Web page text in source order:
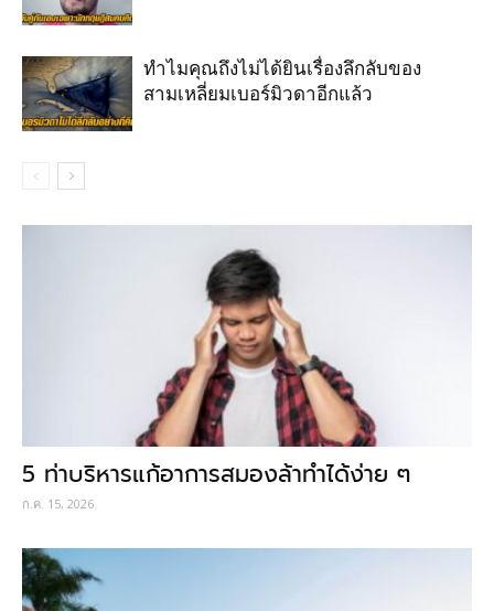
ทำไมคุณถึงไม่ได้ยินเรื่องลึกลับของ
สามเหลี่ยมเบอร์มิวดาอีกแล้ว
5 ท่าบริหารแก้อาการสมองล้าทำได้ง่าย ๆ
ก.ค. 15, 2026